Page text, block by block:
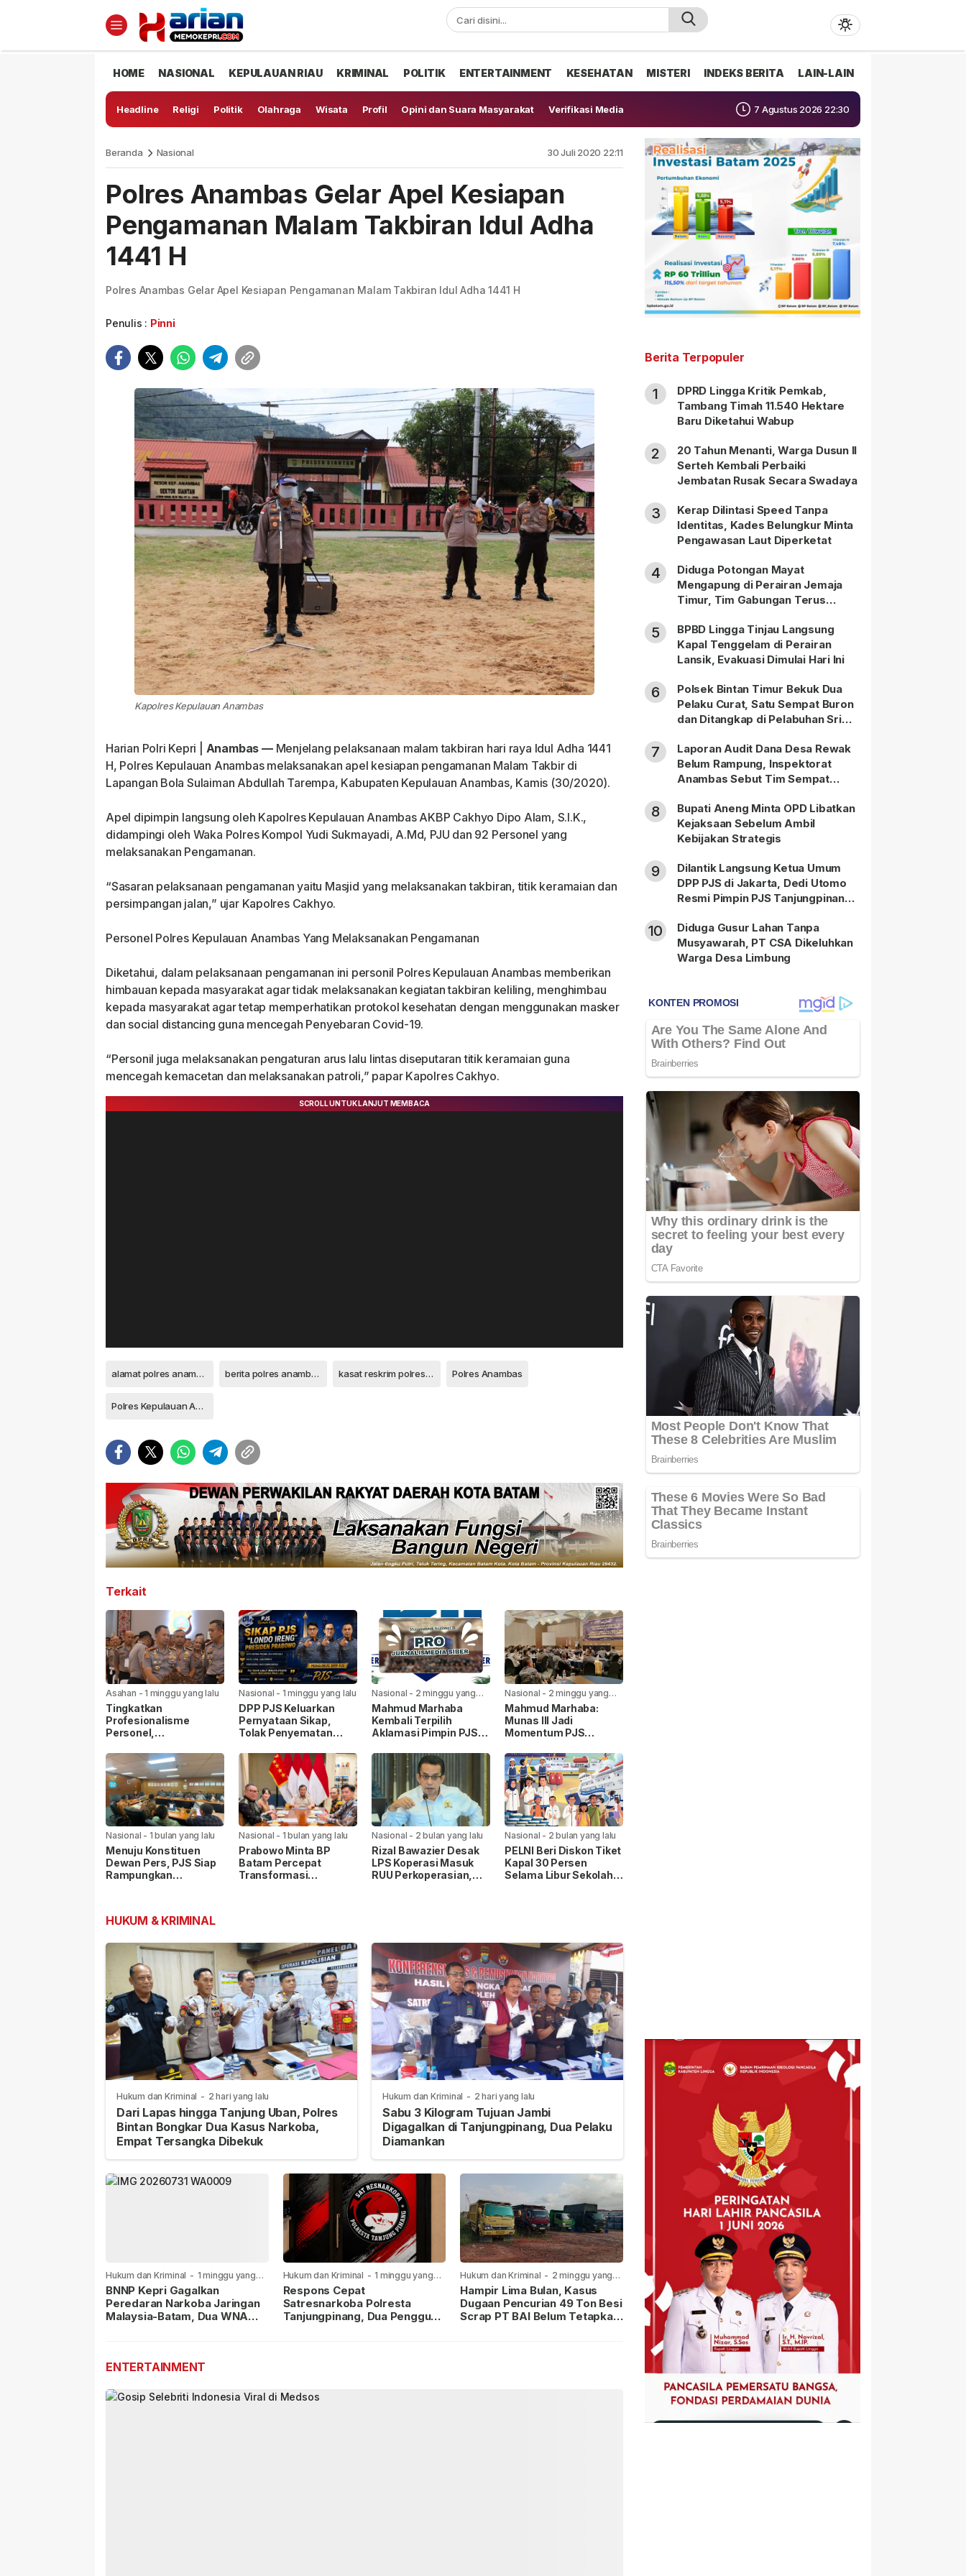
HOME NASIONAL KEPULAUAN RIAU KRIMINAL POLITIK ENTERTAINMENT KESEHATAN MISTERI INDEKS BERITA LAIN-LAIN
Headline Religi Politik Olahraga Wisata Profil Opini dan Suara Masyarakat Verifikasi Media 7 Agustus 2026 22:30
Beranda Nasional 30 Juli 2020 22:11
Polres Anambas Gelar Apel Kesiapan
Pengamanan Malam Takbiran Idul Adha
1441 H
Polres Anambas Gelar Apel Kesiapan Pengamanan Malam Takbiran Idul Adha 1441 H
Penulis : Pinni
Kapolres Kepulauan Anambas
Harian Polri Kepri | Anambas —Menjelang pelaksanaan malam takbiran hari raya Idul Adha 1441
H, Polres Kepulauan Anambas melaksanakan apel kesiapan pengamanan Malam Takbir di
Lapangan Bola Sulaiman Abdullah Tarempa, Kabupaten Kepulauan Anambas, Kamis (30/2020).
Apel dipimpin langsung oleh Kapolres Kepulauan Anambas AKBP Cakhyo Dipo Alam, S.I.K.,
didampingi oleh Waka Polres Kompol Yudi Sukmayadi, A.Md, PJU dan 92 Personel yang
melaksanakan Pengamanan.
“Sasaran pelaksanaan pengamanan yaitu Masjid yang melaksanakan takbiran, titik keramaian dan
persimpangan jalan,” ujar Kapolres Cakhyo.
Personel Polres Kepulauan Anambas Yang Melaksanakan Pengamanan
Diketahui, dalam pelaksanaan pengamanan ini personil Polres Kepulauan Anambas memberikan
himbauan kepada masyarakat agar tidak melaksanakan kegiatan takbiran keliling, menghimbau
kepada masyarakat agar tetap memperhatikan protokol kesehatan dengan menggunakan masker
dan social distancing guna mencegah Penyebaran Covid-19.
“Personil juga melaksanakan pengaturan arus lalu lintas diseputaran titik keramaian guna
mencegah kemacetan dan melaksanakan patroli,” papar Kapolres Cakhyo.
alamat polres anambas berita polres anambas kasat reskrim polres anambas Polres Anambas
Polres Kepulauan Anambas
Terkait
Asahan -1 minggu yang lalu
Tingkatkan
Profesionalisme
Personel,
Ikuti Penyuluhan
Hukum di Polda Sumut
Nasional - 1 minggu yang lalu
DPP PJS Keluarkan
Pernyataan Sikap,
Tolak Penyematan
kepada Wartawan
Nasional - 2 minggu yang
lalu
Mahmud Marhaba
Kembali Terpilih
Aklamasi Pimpin PJS
Nasional - 2 minggu yang
lalu
Mahmud Marhaba:
Munas III Jadi
Momentum PJS
Dewan Pers
Nasional - 1 bulan yang lalu
Menuju Konstituen
Dewan Pers, PJS Siap
Rampungkan
Nasional - 1 bulan yang lalu
Prabowo Minta BP
Batam Percepat
Transformasi
Nasional - 2 bulan yang lalu
Rizal Bawazier Desak
LPS Koperasi Masuk
RUU Perkoperasian,
Nasional - 2 bulan yang lalu
PELNI Beri Diskon Tiket
Kapal 30 Persen
Selama Libur Sekolah
HUKUM & KRIMINAL
Hukum dan Kriminal - 2 hari yang lalu
Dari Lapas hingga Tanjung Uban, Polres
Bintan Bongkar Dua Kasus Narkoba,
Empat Tersangka Dibekuk
Hukum dan Kriminal - 2 hari yang lalu
Sabu 3 Kilogram Tujuan Jambi
Digagalkan di Tanjungpinang, Dua Pelaku
Diamankan
Hukum dan Kriminal - 1 minggu yang
lalu
BNNP Kepri Gagalkan
Peredaran Narkoba Jaringan
Malaysia-Batam, Dua WNA
Hukum dan Kriminal - 1 minggu yang
lalu
Respons Cepat
Satresnarkoba Polresta
Tanjungpinang, Dua Pengguna
Hukum dan Kriminal - 2 minggu yang
lalu
Hampir Lima Bulan, Kasus
Dugaan Pencurian 49 Ton Besi
Scrap PT BAI Belum Tetapkan
ENTERTAINMENT
Berita Terpopuler
1
DPRD Lingga Kritik Pemkab,
Tambang Timah 11.540 Hektare
Baru Diketahui Wabup
2
20 Tahun Menanti, Warga Dusun II
Serteh Kembali Perbaiki
Jembatan Rusak Secara Swadaya
3
Kerap Dilintasi Speed Tanpa
Identitas, Kades Belungkur Minta
Pengawasan Laut Diperketat
4
Diduga Potongan Mayat
Mengapung di Perairan Jemaja
Timur, Tim Gabungan Terus
5
BPBD Lingga Tinjau Langsung
Kapal Tenggelam di Perairan
Lansik, Evakuasi Dimulai Hari Ini
6
Polsek Bintan Timur Bekuk Dua
Pelaku Curat, Satu Sempat Buron
dan Ditangkap di Pelabuhan Sri
7
Laporan Audit Dana Desa Rewak
Belum Rampung, Inspektorat
Anambas Sebut Tim Sempat
8
Bupati Aneng Minta OPD Libatkan
Kejaksaan Sebelum Ambil
Kebijakan Strategis
9
Dilantik Langsung Ketua Umum
DPP PJS di Jakarta, Dedi Utomo
Resmi Pimpin PJS Tanjungpinang-
10
Diduga Gusur Lahan Tanpa
Musyawarah, PT CSA Dikeluhkan
Warga Desa Limbung